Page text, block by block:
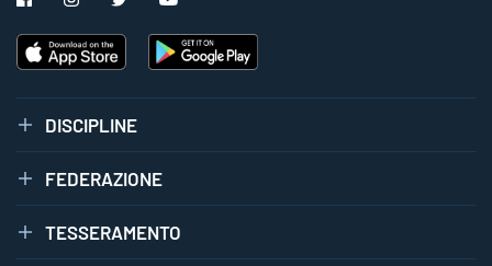
DISCIPLINE
FEDERAZIONE
TESSERAMENTO